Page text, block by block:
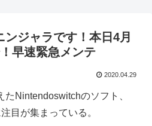
ンジャラです！本日4月
早速緊急メンテ
2020.04.29
Nintendoswitchのソフト、
目が集まっている。